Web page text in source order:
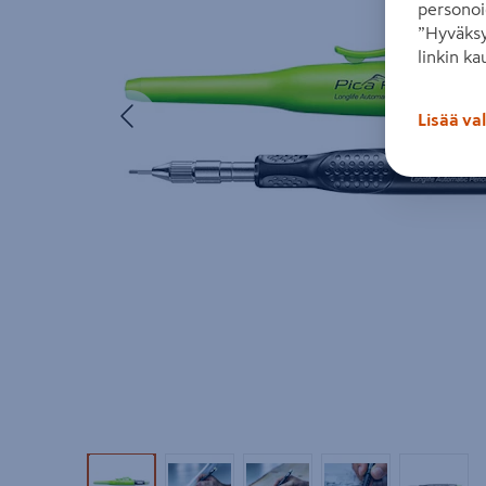
Edellinen
linkin
Lisää